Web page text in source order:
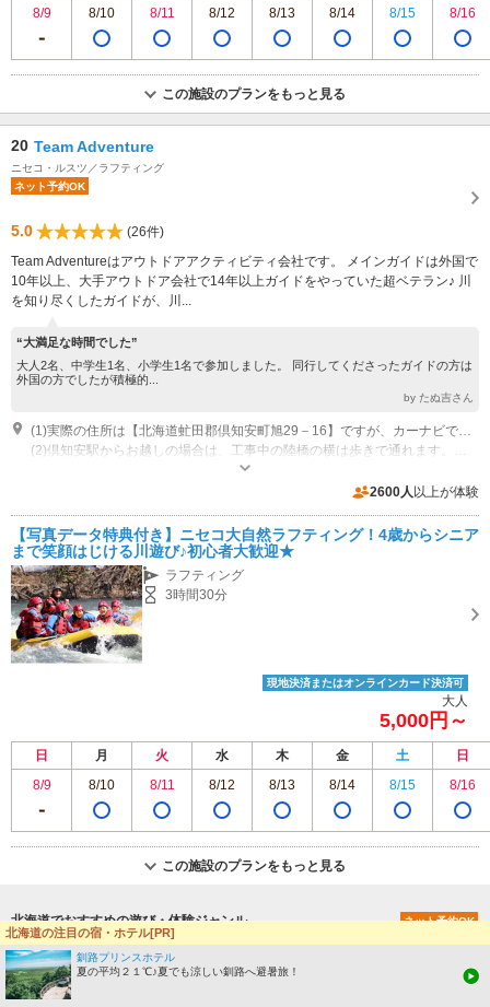
8/9
8/10 8/11 8/12 8/13 8/14 8/15 8/16
この施設のプランをもっと見る
20 Team Adventure
ニセコ・ルスツ／ラフティング
ネット予約OK
5.0
(26件)
Team Adventureはアウトドアアクティビティ会社です。 メインガイドは外国で
10年以上、大手アウトドア会社で14年以上ガイドをやっていた超ベテラン♪ 川
を知り尽くしたガイドが、川...
“大満足な時間でした”
大人2名、中学生1名、小学生1名で参加しました。 同行してくださったガイドの方は
外国の方でしたが積極的...
by たぬ吉さん
(1)実際の住所は【北海道虻田郡倶知安町旭29－16】ですが、カーナビでお越しの場合は【北海道虻田郡倶知安町旭25】でお越しください。
営業時間：8：00～17：00 その他：問い合わせ電話対応 7：00～21：00
2600人 以上が体験
【写真データ特典付き】ニセコ大自然ラフティング！4歳からシニア
まで笑顔はじける川遊び♪初心者大歓迎★
ラフティング
3時間30分
現地決済またはオンラインカード決済可
大人
5,000円～
日 月 火 水 木 金 土
日
8/9
8/10 8/11 8/12 8/13 8/14 8/15 8/16
この施設のプランをもっと見る
北海道でおすすめの遊び・体験ジャンル ネット予約OK
カヌー・カヤック
北海道の注目の宿・ホテル[PR]
釧路プリンスホテル
夏の平均２１℃♪夏でも涼しい釧路へ避暑旅！